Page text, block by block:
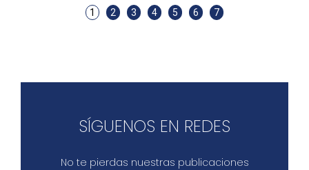
1 2 3 4 5 6 7
SÍGUENOS EN REDES
No te pierdas nuestras publicaciones